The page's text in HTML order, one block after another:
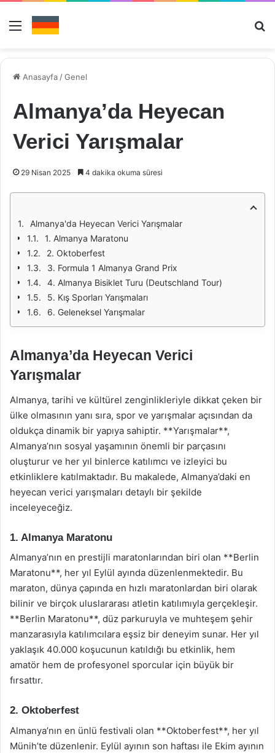
Menü
Anasayfa /Genel
Almanya’da Heyecan
Verici Yarışmalar
29 Nisan 2025 4 dakika okuma süresi
Almanya'da Heyecan Verici Yarışmalar
1. Almanya Maratonu
2. Oktoberfest
3. Formula 1 Almanya Grand Prix
4. Almanya Bisiklet Turu (Deutschland Tour)
5. Kış Sporları Yarışmaları
6. Geleneksel Yarışmalar
Almanya’da Heyecan Verici
Yarışmalar
Almanya, tarihi ve kültürel zenginlikleriyle dikkat çeken bir
ülke olmasının yanı sıra, spor ve yarışmalar açısından da
oldukça dinamik bir yapıya sahiptir. **Yarışmalar**,
Almanya’nın sosyal yaşamının önemli bir parçasını
oluşturur ve her yıl binlerce katılımcı ve izleyici bu
etkinliklere katılmaktadır. Bu makalede, Almanya’daki en
heyecan verici yarışmaları detaylı bir şekilde
inceleyeceğiz.
1. Almanya Maratonu
Almanya’nın en prestijli maratonlarından biri olan **Berlin
Maratonu**, her yıl Eylül ayında düzenlenmektedir. Bu
maraton, dünya çapında en hızlı maratonlardan biri olarak
bilinir ve birçok uluslararası atletin katılımıyla gerçekleşir.
**Berlin Maratonu**, düz parkuruyla ve muhteşem şehir
manzarasıyla katılımcılara eşsiz bir deneyim sunar. Her yıl
yaklaşık 40.000 koşucunun katıldığı bu etkinlik, hem
amatör hem de profesyonel sporcular için büyük bir
fırsattır.
2. Oktoberfest
Almanya’nın en ünlü festivali olan **Oktoberfest**, her yıl
Münih’te düzenlenir. Eylül ayının son haftası ile Ekim ayının